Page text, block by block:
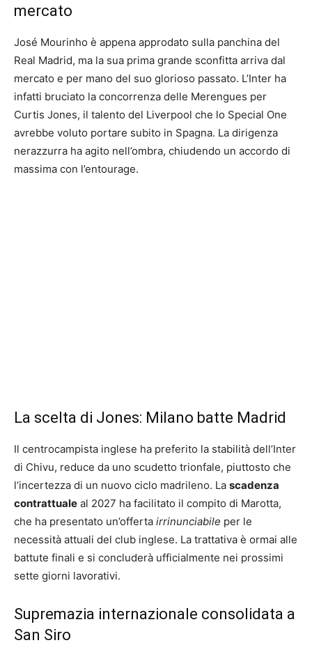
mercato
José Mourinho è appena approdato sulla panchina del
Real Madrid, ma la sua prima grande sconfitta arriva dal
mercato e per mano del suo glorioso passato. L’Inter ha
infatti bruciato la concorrenza delle Merengues per
Curtis Jones, il talento del Liverpool che lo Special One
avrebbe voluto portare subito in Spagna. La dirigenza
nerazzurra ha agito nell’ombra, chiudendo un accordo di
massima con l’entourage.
La scelta di Jones: Milano batte Madrid
Il centrocampista inglese ha preferito la stabilità dell’Inter
di Chivu, reduce da uno scudetto trionfale, piuttosto che
l’incertezza di un nuovo ciclo madrileno. La scadenza
contrattuale al 2027 ha facilitato il compito di Marotta,
che ha presentato un’offerta irrinunciabile per le
necessità attuali del club inglese. La trattativa è ormai alle
battute finali e si concluderà ufficialmente nei prossimi
sette giorni lavorativi.
Supremazia internazionale consolidata a
San Siro